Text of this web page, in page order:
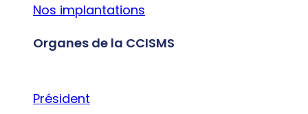
Nos implantations
Organes de la CCISMS
Président